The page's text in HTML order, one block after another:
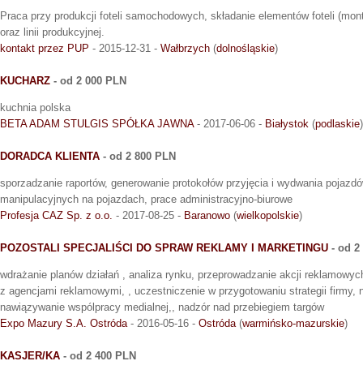
Praca przy produkcji foteli samochodowych, składanie elementów foteli
oraz linii produkcyjnej.
kontakt przez PUP - 2015-12-31 - Wałbrzych (dolnośląskie)
KUCHARZ - od 2 000 PLN
kuchnia polska
BETA ADAM STULGIS SPÓŁKA JAWNA- 2017-06-06 - Białystok (podlaskie)
DORADCA KLIENTA - od 2 800 PLN
sporzadzanie raportów, generowanie protokołów przyjęcia i wydwania
manipulacyjnych na pojazdach, prace administracyjno-biurowe
Profesja CAZ Sp. z o.o. - 2017-08-25 - Baranowo (wielkopolskie)
POZOSTALI SPECJALIŚCI DO SPRAW REKLAMY I MARKETINGU - od 2
wdrażanie planów działań , analiza rynku, przeprowadzanie akcji
z agencjami reklamowymi, , uczestniczenie w przygotowaniu strategii firmy,
nawiązywanie wspólpracy medialnej,, nadzór nad przebiegiem targów
Expo Mazury S.A. Ostróda- 2016-05-16 - Ostróda(warmińsko-mazurskie)
KASJER/KA - od 2 400 PLN